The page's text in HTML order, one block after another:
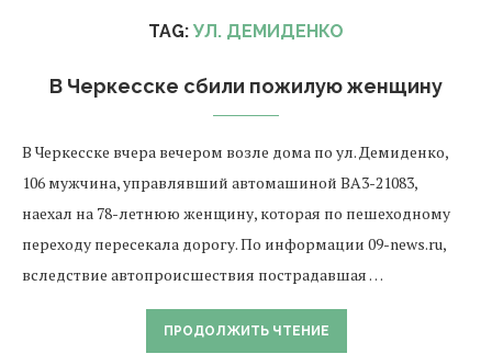
TAG: УЛ. ДЕМИДЕНКО
В Черкесске сбили пожилую женщину
В Черкесске вчера вечером возле дома по ул. Демиденко,
106 мужчина, управлявший автомашиной BA3-21083,
наехал на 78-летнюю женщину, которая по пешеходному
переходу пересекала дорогу. По информации 09-news.ru,
вследствие автопроисшествия пострадавшая …
ПРОДОЛЖИТЬ ЧТЕНИЕ